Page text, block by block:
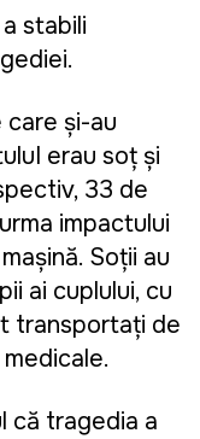
stabili
care și-au
erau soț și
33 de
impactului
Soţii au
ai cuplului, cu
transportați de
că tragedia a